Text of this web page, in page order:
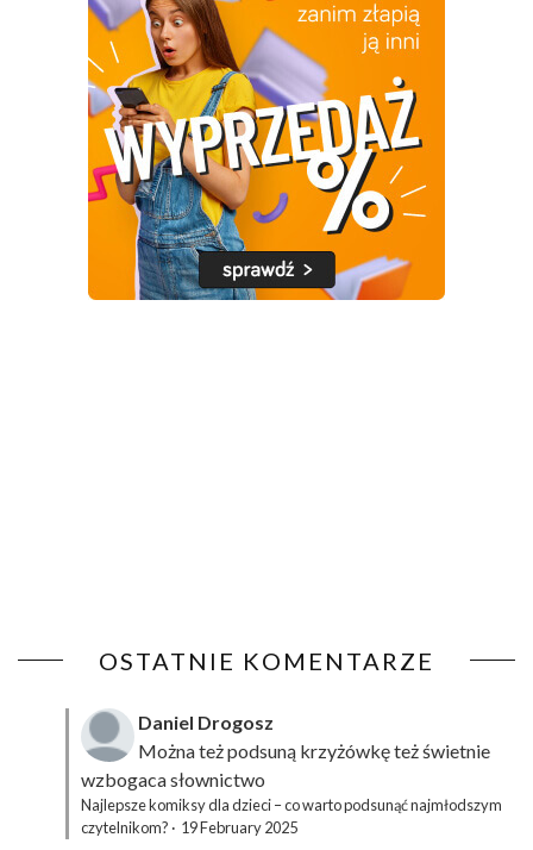
OSTATNIE KOMENTARZE
Daniel Drogosz
Można też podsuną krzyżówkęteż świetnie
wzbogaca słownictwo
Najlepsze komiksy dla dzieci – co warto podsunąć najmłodszym
czytelnikom? · 19 February 2025